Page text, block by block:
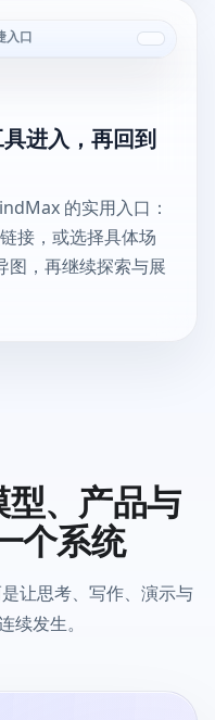
入口
进入，再回到
的实用入口：
接，或选择具体场
图，再继续探索与展
、产品与
个系统
让思考、写作、演示与
续发生。